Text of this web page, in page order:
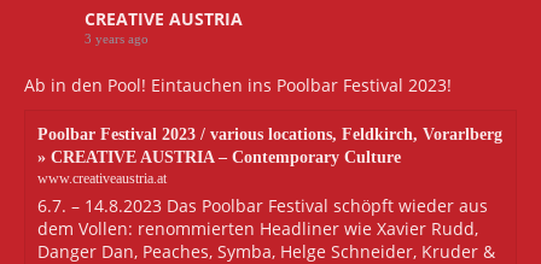
CREATIVE AUSTRIA
3 years ago
Ab in den Pool! Eintauchen ins Poolbar Festival 2023!
Poolbar Festival 2023 / various locations, Feldkirch, Vorarlberg
» CREATIVE AUSTRIA – Contemporary Culture
www.creativeaustria.at
6.7. – 14.8.2023 Das Poolbar Festival schöpft wieder aus
dem Vollen: renommierten Headliner wie Xavier Rudd,
Danger Dan, Peaches, Symba, Helge Schneider, Kruder &